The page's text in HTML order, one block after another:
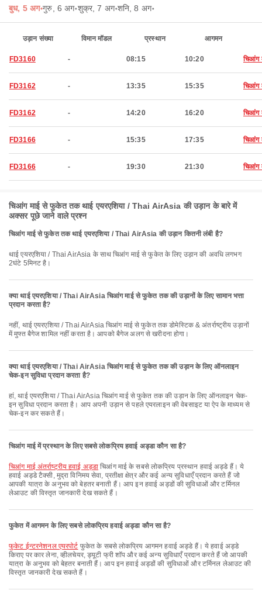
बुध, 5 अग॰गुरु, 6 अग॰शुक्र, 7 अग॰शनि, 8 अग॰
उड़ान संख्या विमान मॉडल प्रस्थान आगमन
FD3160 - 08:15 10:20 चिआंग
FD3162 - 13:35 15:35 चिआंग
FD3162 - 14:20 16:20 चिआंग
FD3166 - 15:35 17:35 चिआंग
FD3166 - 19:30 21:30 चिआंग
चिआंग माई से फुकेत तक थाई एयरएशिया / Thai AirAsia की उड़ान के बारे में
अक्सर पूछे जाने वाले प्रश्न
चिआंग माई से फुकेत तक थाई एयरएशिया / Thai AirAsia की उड़ान कितनी लंबी है?
थाई एयरएशिया / Thai AirAsia के साथ चिआंग माई से फुकेत के लिए उड़ान की अवधि लगभग
2घंटे 5मिनट है।
क्या थाई एयरएशिया / Thai AirAsia चिआंग माई से फुकेत तक की उड़ानों के लिए सामान भत्ता
प्रदान करता है?
नहीं, थाई एयरएशिया / Thai AirAsia चिआंग माई से फुकेत तक डोमेस्टिक & अंतर्राष्ट्रीय उड़ानों
में मुफ्त बैगेज शामिल नहीं करता है। आपको बैगेज अलग से खरीदना होगा।
क्या थाई एयरएशिया / Thai AirAsia चिआंग माई से फुकेत तक की उड़ान के लिए ऑनलाइन
चेक-इन सुविधा प्रदान करता है?
हां, थाई एयरएशिया / Thai AirAsia चिआंग माई से फुकेत तक की उड़ान के लिए ऑनलाइन चेक-
इन सुविधा प्रदान करता है। आप अपनी उड़ान से पहले एयरलाइन की वेबसाइट या ऐप के माध्यम से
चेक-इन कर सकते हैं।
चिआंग माई में प्रस्थान के लिए सबसे लोकप्रिय हवाई अड्डा कौन सा है?
चिआंग माई अंतर्राष्ट्रीय हवाई अड्डा चिआंग माई के सबसे लोकप्रिय प्रस्थान हवाई अड्डे हैं। ये
हवाई अड्डे टैक्सी, मुद्रा विनिमय सेवा, प्रतीक्षा क्षेत्र और कई अन्य सुविधाएँ प्रदान करते हैं जो
आपकी यात्रा के अनुभव को बेहतर बनाती हैं। आप इन हवाई अड्डों की सुविधाओं और टर्मिनल
लेआउट की विस्तृत जानकारी देख सकते हैं।
फुकेत में आगमन के लिए सबसे लोकप्रिय हवाई अड्डा कौन सा है?
फुकेट ईन्टरनेशनल एयरपोर्ट फुकेत के सबसे लोकप्रिय आगमन हवाई अड्डे हैं। ये हवाई अड्डे
किराए पर कार लेना, व्हीलचेयर, ड्यूटी फ्री शॉप और कई अन्य सुविधाएँ प्रदान करते हैं जो आपकी
यात्रा के अनुभव को बेहतर बनाती हैं। आप इन हवाई अड्डों की सुविधाओं और टर्मिनल लेआउट की
विस्तृत जानकारी देख सकते हैं।